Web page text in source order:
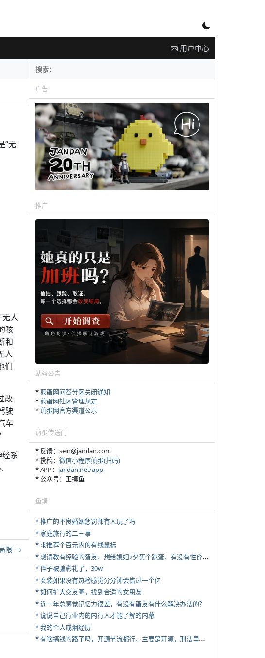
用户中心
“无
人
孩
和
人
们
改
驶
车
系
限
广告
推广
站务公告
*煎蛋网问答分区关闭通知
*煎蛋网社区管理规定
*煎蛋网官方渠道公示
煎蛋传送门
* 反馈：sein@jandan.com
* 投稿： 微信小程序煎蛋(扫码)
* APP： jandan.net/app
* 公众号：王摸鱼
鱼塘
* 推广的不良婚姻惩罚师有人玩了吗
* 家庭旅行的二三事
* 求推荐个百元内的有线鼠标
*
想请教有经验的蛋友，想给媳妇7夕买个跳蛋，有没有性价比高的推荐
* 侄子被骗彩礼了，30w
* 女装如果没有热榜感觉分分钟会错过一个亿
* 如何扩大交友圈，找到合适的女朋友
* 近一年总感觉记忆力很差，有没有蛋友有什么解决办法的？
* 说说自己行业内的内行人才能了解的内幕
* 我的个人戒烟经历
*
有啥搞钱的路子吗，开源节流都行，主要是开源，刑法里的咱不做